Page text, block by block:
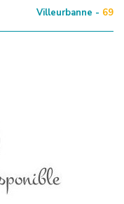
Villeurbanne - 69